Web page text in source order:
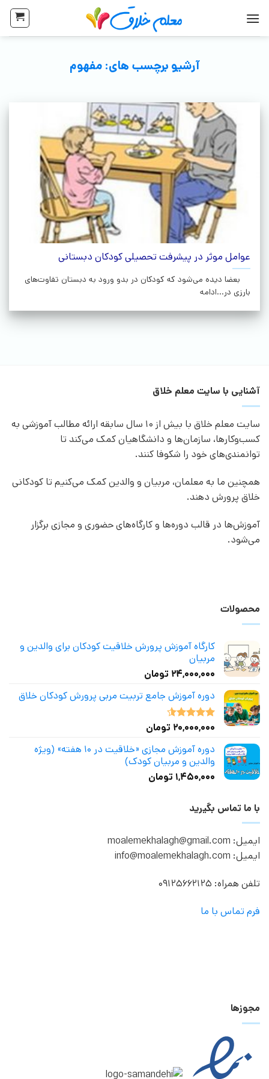
آرشیو برچسب های:مفهوم
عوامل موثر در پیشرفت تحصیلی کودکان دبستانی
بعضا دیده می‌شود که کودکان در بدو ورود به دبستان تفاوت‌های
بارزی در...ادامه
آشنایی با سایت معلم خلاق
سایت معلم خلاق با بیش از 10 سال سابقه ارائه مطالب آموزشی به
کسب‌وکارها، سازمان‌ها و دانشگاهیان کمک می‌کند تا
توانمندی‌های خود را شکوفا کنند.
همچنین ما به معلمان، مربیان و والدین کمک می‌کنیم تا کودکانی
خلاق پرورش دهند.
آموزش‌ها در قالب دوره‌ها و کارگاه‌های حضوری و مجازی برگزار
می‌شود.
محصولات
کارگاه آموزش پرورش خلاقیت کودکان برای والدین و
مربیان
۲۴,۰۰۰,۰۰۰ تومان
دوره آموزش جامع تربیت مربی پرورش کودکان خلاق
نمره4.50
۲۰,۰۰۰,۰۰۰ تومان
دوره آموزش مجازی «خلاقیت در ۱۰ هفته» (ویژه
والدین و مربیان کودک)
۱,۴۵۰,۰۰۰ تومان
با ما تماس بگیرید
ایمیل: moalemekhalagh@gmail.com
ایمیل: info@moalemekhalagh.com
تلفن همراه: 09125662125
فرم تماس با ما
مجوزها